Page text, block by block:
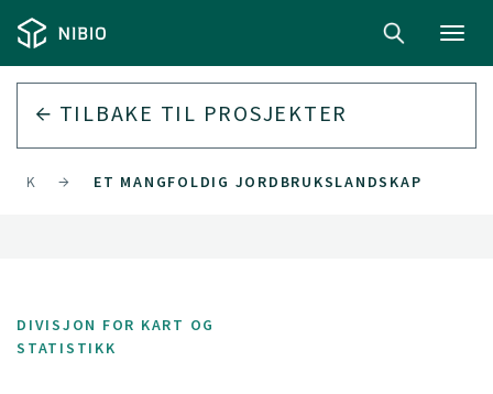
TILBAKE TIL PROSJEKTER
ET MANGFOLDIG JORDBRUKSLANDSKAP
DIVISJON FOR KART OG
STATISTIKK